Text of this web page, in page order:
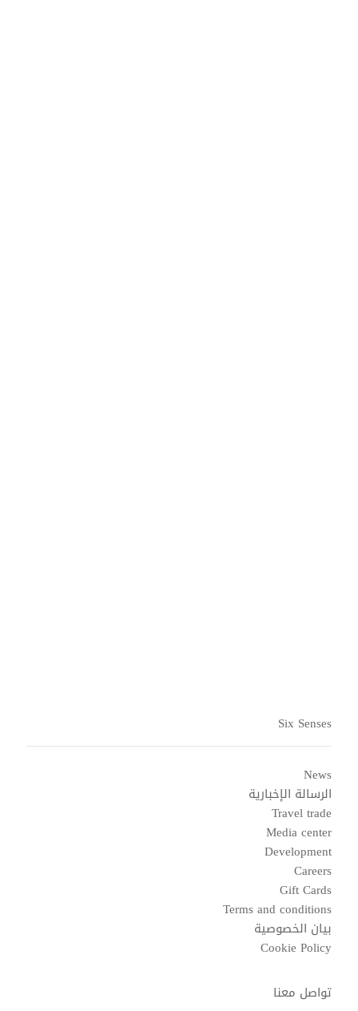
Six Senses
News
الرسالة الإخبارية
Travel trade
Media center
Development
Careers
Gift Cards
Terms and conditions
بيان الخصوصية
Cookie Policy
تواصل معنا